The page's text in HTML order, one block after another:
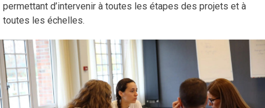
permettant d’intervenir à toutes les étapes des projets et à
toutes les échelles.